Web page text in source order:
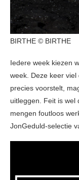
BIRTHE © BIRTHE
Iedere week kiezen
week. Deze keer viel
precies voorstelt,
uitleggen. Feit is wel
mengen foutloos
JonGeduld-selectie